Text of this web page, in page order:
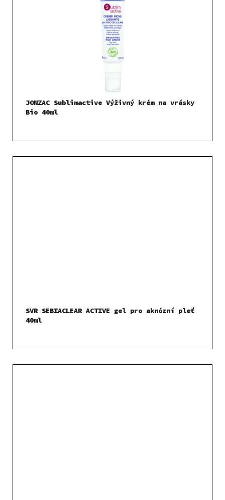
JONZAC Sublimactive Výživný krém na vrásky
Bio 40ml
SVR SEBIACLEAR ACTIVE gel pro aknózní pleť
40ml